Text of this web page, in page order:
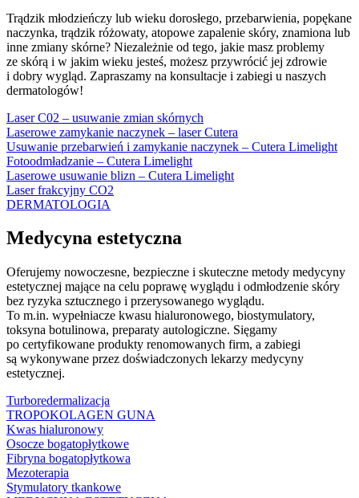
Trądzik młodzieńczy lub wieku dorosłego, przebarwienia, popękane
naczynka, trądzik różowaty, atopowe zapalenie skóry, znamiona lub
inne zmiany skórne? Niezależnie od tego, jakie masz problemy
ze skórą i w jakim wieku jesteś, możesz przywrócić jej zdrowie
i dobry wygląd. Zapraszamy na konsultacje i zabiegi u naszych
dermatologów!
Laser C02 – usuwanie zmian skórnych
Laserowe zamykanie naczynek – laser Cutera
Usuwanie przebarwień i zamykanie naczynek – Cutera Limelight
Fotoodmładzanie – Cutera Limelight
Laserowe usuwanie blizn – Cutera Limelight
Laser frakcyjny CO2
DERMATOLOGIA
Medycyna estetyczna
Oferujemy nowoczesne, bezpieczne i skuteczne metody medycyny
estetycznej mające na celu poprawę wyglądu i odmłodzenie skóry
bez ryzyka sztucznego i przerysowanego wyglądu.
To m.in. wypełniacze kwasu hialuronowego, biostymulatory,
toksyna botulinowa, preparaty autologiczne. Sięgamy
po certyfikowane produkty renomowanych firm, a zabiegi
są wykonywane przez doświadczonych lekarzy medycyny
estetycznej.
Turboredermalizacja
TROPOKOLAGEN GUNA
Kwas hialuronowy
Osocze bogatopłytkowe
Fibryna bogatopłytkowa
Mezoterapia
Stymulatory tkankowe